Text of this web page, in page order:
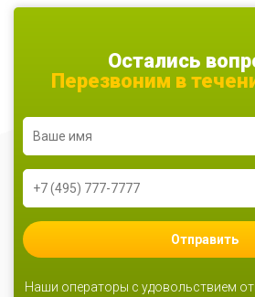
Остались
Перезвоним в
Отправить
Наши операторы с удовольствием